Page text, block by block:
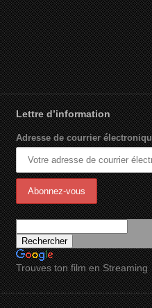
Lettre d’information
Adresse de courrier
Trouves ton film en Streaming